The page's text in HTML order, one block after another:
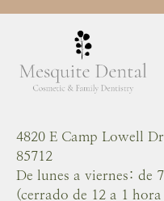
4820 E Camp Lowell
85712
De lunes a viernes: de
(cerrado de 12 a 1